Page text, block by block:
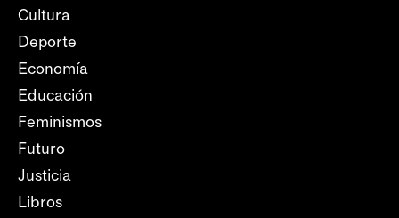
Cultura
Deporte
Economía
Educación
Feminismos
Futuro
Justicia
Libros